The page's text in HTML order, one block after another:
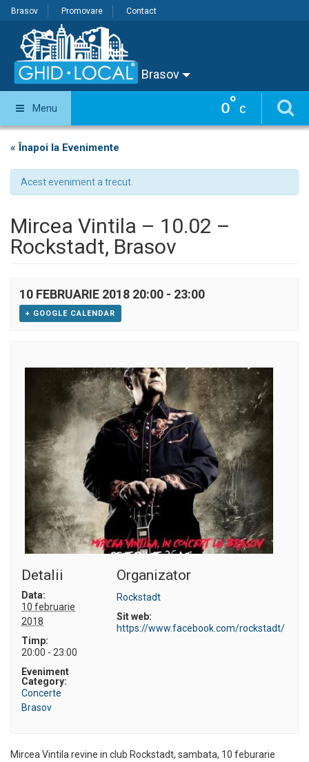
Brasov Promovare Contact
Brasov
0° C
Menu
« Înapoi la Evenimente
Acest eveniment a trecut.
Mircea Vintila – 10.02 –
Rockstadt, Brasov
10 FEBRUARIE 2018 20:00 - 23:00
+ GOOGLE CALENDAR
Detalii
Data:
10 februarie
2018
Timp:
20:00 - 23:00
Eveniment
Category:
Concerte
Brasov
Organizator
Rockstadt
Sit web:
https://www.facebook.com/rockstadt/
Mircea Vintila revine in club Rockstadt, sambata, 10 feburarie